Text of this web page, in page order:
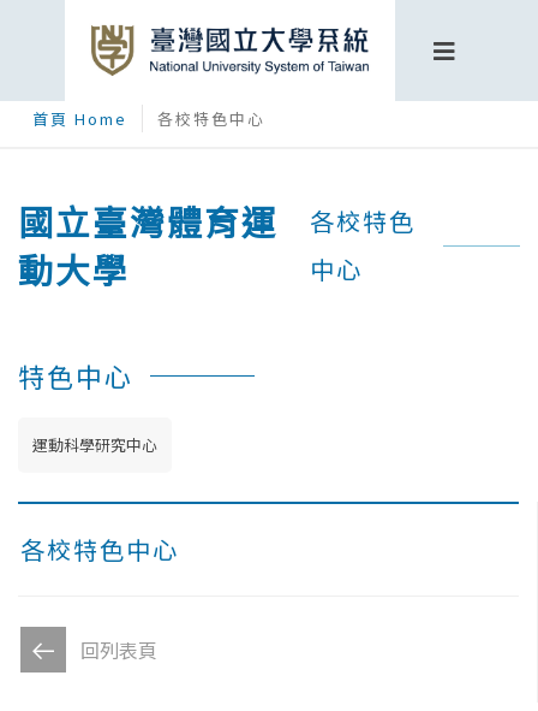
首頁 Home 各校特色中心
各校特色中心
回列表頁
國立臺灣體育運
動大學
各校特色
中心
特色中心
運動科學研究中心